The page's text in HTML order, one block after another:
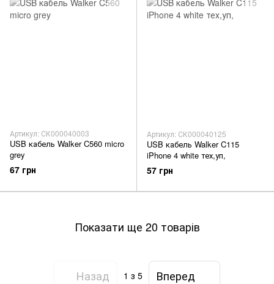
Артикул: СК000040003
USB кабель Walker C560 micro
grey
67 грн
Артикул: СК000040125
USB кабель Walker C115
iPhone 4 white тех,уп,
57 грн
Показати ще 20 товарів
Назад 1 з 5 Вперед